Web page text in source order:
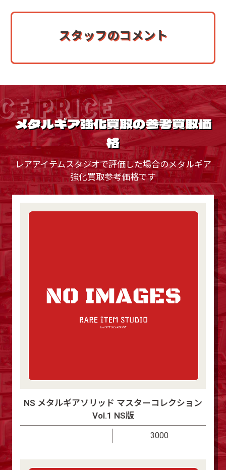
スタッフのコメント
PRICE
メタルギア強化買取の参考買取価
格
レアアイテムスタジオで評価した場合のメタルギア
強化買取参考価格です
NS メタルギアソリッド マスターコレクション
Vol.1 NS版
3000